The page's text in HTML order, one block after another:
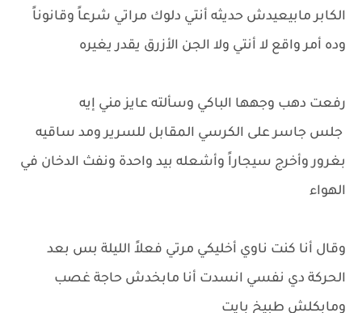
الكابر مابيعيدش حديثه أنتي دلوك مراتي شرعاً وقانوناً
وده أمر واقع لا أنتي ولا الجن الأزرق يقدر يغيره
رفعت دهب وجهها الباكي وسألته عايز مني إيه
جلس جاسر على الكرسي المقابل للسرير ومد ساقيه
بغرور وأخرج سيجاراً وأشعله بيد واحدة ونفث الدخان في
الهواء
وقال أنا كنت ناوي أخليكي مرتي فعلاً الليلة بس بعد
الحركة دي نفسي انسدت أنا مابخدش حاجة غصب
ومابكلش طبيخ بايت